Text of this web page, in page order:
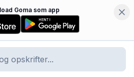
Goma som app